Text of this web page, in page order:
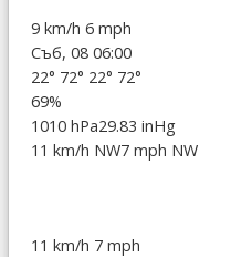
9 km/h 6 mph
Съб, 08 06:00
22° 72° 22° 72°
69%
1010 hPa29.83 inHg
11 km/h NW7 mph NW
11 km/h 7 mph